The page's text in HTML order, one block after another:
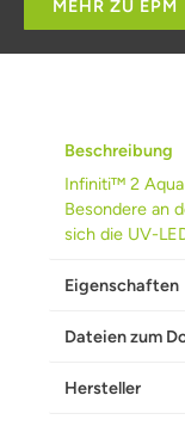
MEHR ZU EPM
Beschreibung
Infiniti™ 2
Besondere an
sich die UV-
Eigenschaften
Dateien zum
Hersteller